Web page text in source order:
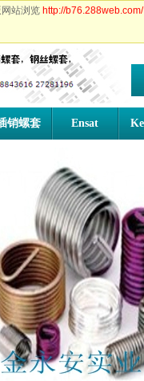
站浏览 http://b76.288web.com/
销螺套 Ensat